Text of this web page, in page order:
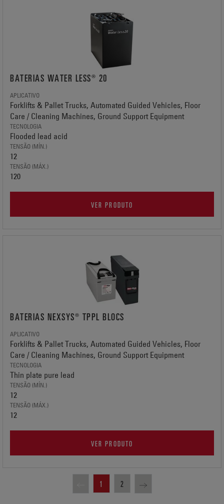
BATERIAS WATER LESS® 20
APLICATIVO
Forklifts & Pallet Trucks, Automated Guided Vehicles, Floor
Care / Cleaning Machines, Ground Support Equipment
TECNOLOGIA
Flooded lead acid
TENSÃO (MÍN.)
12
TENSÃO (MÁX.)
120
VER PRODUTO
BATERIAS NEXSYS® TPPL BLOCS
APLICATIVO
Forklifts & Pallet Trucks, Automated Guided Vehicles, Floor
Care / Cleaning Machines, Ground Support Equipment
TECNOLOGIA
Thin plate pure lead
TENSÃO (MÍN.)
12
TENSÃO (MÁX.)
12
VER PRODUTO
1 2